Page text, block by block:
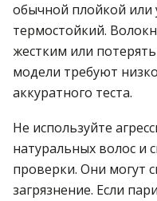
обычной плойкой
термостойкий.
жестким или
модели требуют
аккуратного теста.
Не используйте
натуральных волос и
проверки. Они могут
загрязнение. Если